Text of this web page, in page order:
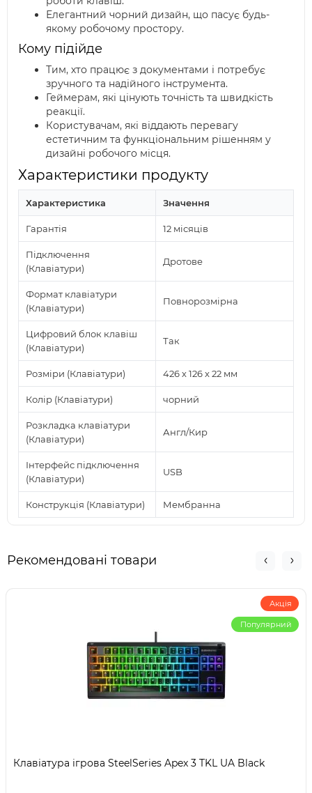
Елегантний чорний дизайн, що пасує будь-
якому робочому простору.
Кому підійде
Тим, хто працює з документами і потребує
зручного та надійного інструмента.
Геймерам, які цінують точність та швидкість
реакції.
Користувачам, які віддають перевагу
естетичним та функціональним рішенням у
дизайні робочого місця.
Характеристики продукту
Характеристика Значення
Гарантія 12 місяців
Підключення
(Клавіатури)
Дротове
Формат клавіатури
(Клавіатури)
Повнорозмірна
Цифровий блок клавіш
(Клавіатури)
Так
Розміри (Клавіатури) 426 х 126 x 22 мм
Колір (Клавіатури) чорний
Розкладка клавіатури
(Клавіатури)
Англ/Кир
Інтерфейс підключення
(Клавіатури)
USB
Конструкція (Клавіатури) Мембранна
Рекомендовані товари
Акція
Популярний
Клавіатура ігрова SteelSeries Apex 3 TKL UA Black